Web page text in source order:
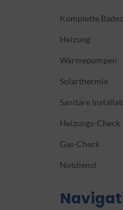
Komplette
Heizung
Wärmepumpen
Solarthermie
Sanitäre
Heizungs-Check
Gas-Check
Notdienst